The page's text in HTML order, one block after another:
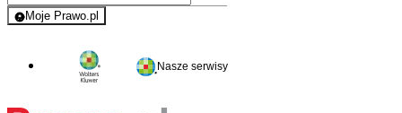
Moje Prawo.pl
- rejestracja i logowanie do serwisu
Nasze serwisy